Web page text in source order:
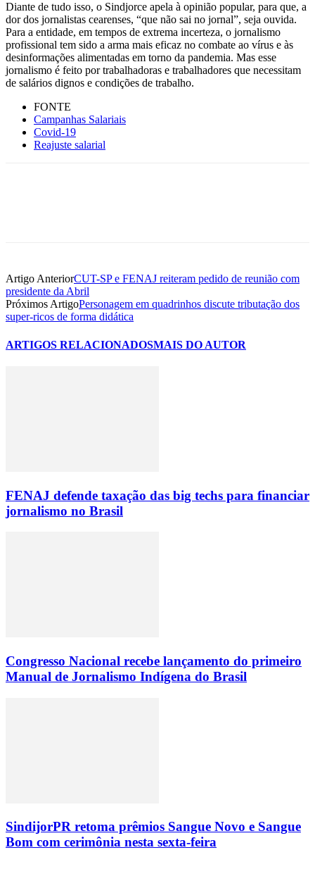
Diante de tudo isso, o Sindjorce apela à opinião popular, para que, a
dor dos jornalistas cearenses, “que não sai no jornal”, seja ouvida.
Para a entidade, em tempos de extrema incerteza, o jornalismo
profissional tem sido a arma mais eficaz no combate ao vírus e às
desinformações alimentadas em torno da pandemia. Mas esse
jornalismo é feito por trabalhadoras e trabalhadores que necessitam
de salários dignos e condições de trabalho.
FONTE
Campanhas Salariais
Covid-19
Reajuste salarial
Artigo AnteriorCUT-SP e FENAJ reiteram pedido de reunião com
presidente da Abril
Próximos ArtigoPersonagem em quadrinhos discute tributação dos
super-ricos de forma didática
ARTIGOS RELACIONADOSMAIS DO AUTOR
FENAJ defende taxação das big techs para financiar
jornalismo no Brasil
Congresso Nacional recebe lançamento do primeiro
Manual de Jornalismo Indígena do Brasil
SindijorPR retoma prêmios Sangue Novo e Sangue
Bom com cerimônia nesta sexta-feira